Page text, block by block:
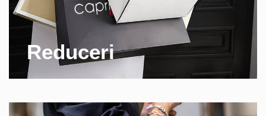
Reduceri